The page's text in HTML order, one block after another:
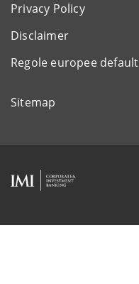
Privacy Policy
Disclaimer
Regole europee default
Sitemap